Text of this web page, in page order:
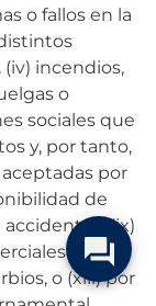
o fallos en la
incendios,
o
sociales que
y, por tanto,
por
de
(ix)
o de
o (xiii) por